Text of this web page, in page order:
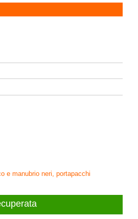
e manubrio neri, portapacchi